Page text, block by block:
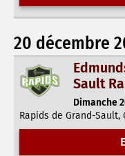
20 décembre
Sault
Dimanche
Rapids de Grand-Sault,